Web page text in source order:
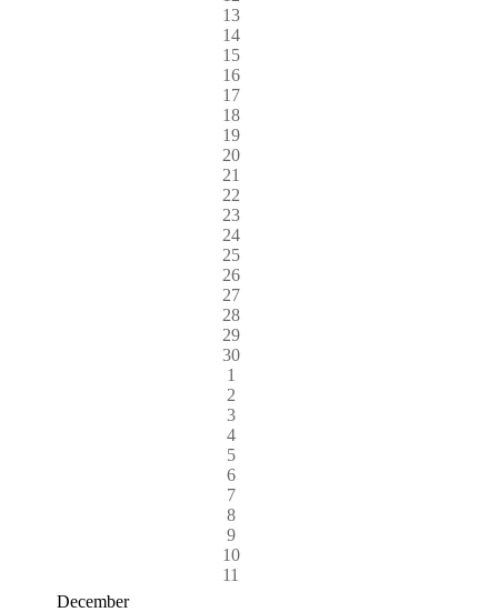
13
14
15
16
17
18
19
20
21
22
23
24
25
26
27
28
29
30
1
2
3
4
5
6
7
8
9
10
11
December